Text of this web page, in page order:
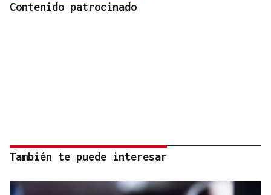
Contenido patrocinado
También te puede interesar